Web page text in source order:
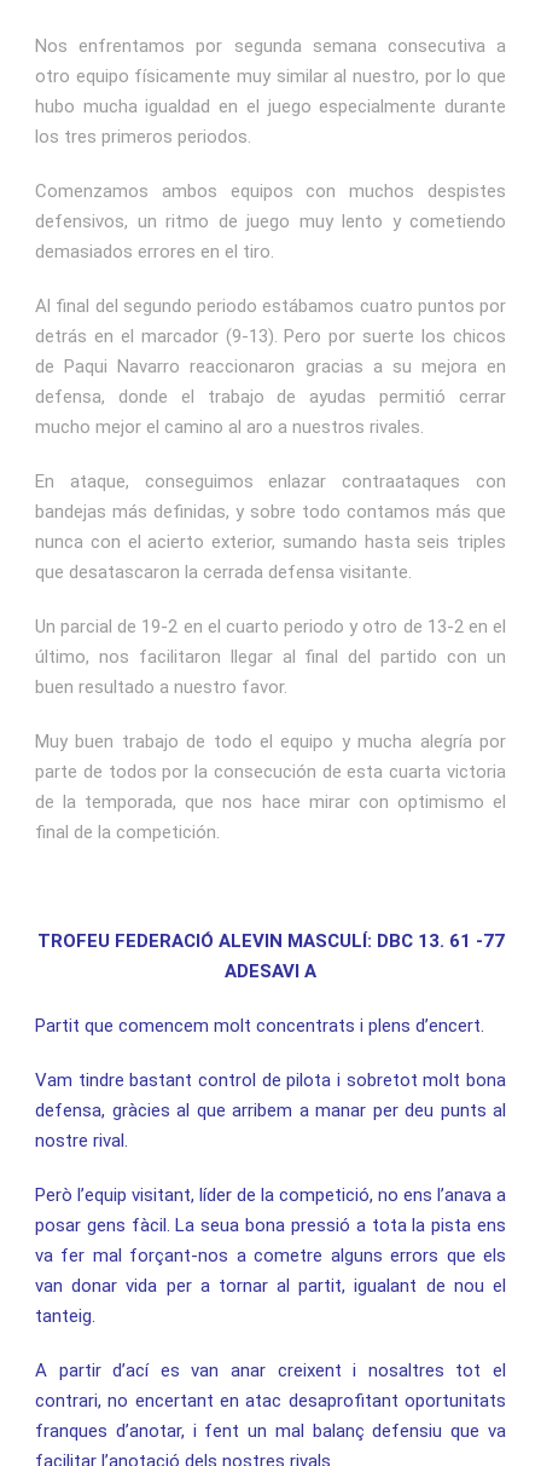
Nos enfrentamos por segunda semana consecutiva a
otro equipo físicamente muy similar al nuestro, por lo que
hubo mucha igualdad en el juego especialmente durante
los tres primeros periodos.
Comenzamos ambos equipos con muchos despistes
defensivos, un ritmo de juego muy lento y cometiendo
demasiados errores en el tiro.
Al final del segundo periodo estábamos cuatro puntos por
detrás en el marcador (9-13). Pero por suerte los chicos
de Paqui Navarro reaccionaron gracias a su mejora en
defensa, donde el trabajo de ayudas permitió cerrar
mucho mejor el camino al aro a nuestros rivales.
En ataque, conseguimos enlazar contraataques con
bandejas más definidas, y sobre todo contamos más que
nunca con el acierto exterior, sumando hasta seis triples
que desatascaron la cerrada defensa visitante.
Un parcial de 19-2 en el cuarto periodo y otro de 13-2 en el
último, nos facilitaron llegar al final del partido con un
buen resultado a nuestro favor.
Muy buen trabajo de todo el equipo y mucha alegría por
parte de todos por la consecución de esta cuarta victoria
de la temporada, que nos hace mirar con optimismo el
final de la competición.
TROFEU FEDERACIÓ ALEVIN MASCULÍ: DBC 13. 61 -77
ADESAVI A
Partit que comencem molt concentrats i plens d’encert.
Vam tindre bastant control de pilota i sobretot molt bona
defensa, gràcies al que arribem a manar per deu punts al
nostre rival.
Però l’equip visitant, líder de la competició, no ens l’anava a
posar gens fàcil. La seua bona pressió a tota la pista ens
va fer mal forçant-nos a cometre alguns errors que els
van donar vida per a tornar al partit, igualant de nou el
tanteig.
A partir d’ací es van anar creixent i nosaltres tot el
contrari, no encertant en atac desaprofitant oportunitats
franques d’anotar, i fent un mal balanç defensiu que va
facilitar l’anotació dels nostres rivals.